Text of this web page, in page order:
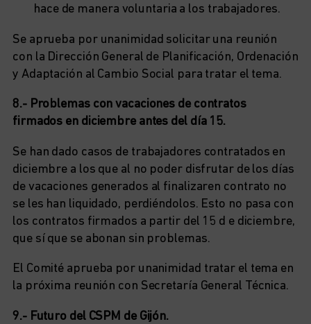
hace de manera voluntaria a los trabajadores.
Se aprueba por unanimidad solicitar una reunión
con la Dirección General de Planificación, Ordenación
y Adaptación al Cambio Social para tratar el tema.
8.- Problemas con vacaciones de contratos
firmados en diciembre antes del día 15.
Se han dado casos de trabajadores contratados en
diciembre a los que al no poder disfrutar de los días
de vacaciones generados al finalizaren contrato no
se les han liquidado, perdiéndolos. Esto no pasa con
los contratos firmados a partir del 15 d e diciembre,
que sí que se abonan sin problemas.
El Comité aprueba por unanimidad tratar el tema en
la próxima reunión con Secretaría General Técnica.
9.- Futuro del CSPM de Gijón.